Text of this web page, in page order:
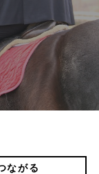
ながる